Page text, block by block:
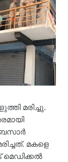
മരിച്ചു.
മകളെ
മെഡിക്കൽ